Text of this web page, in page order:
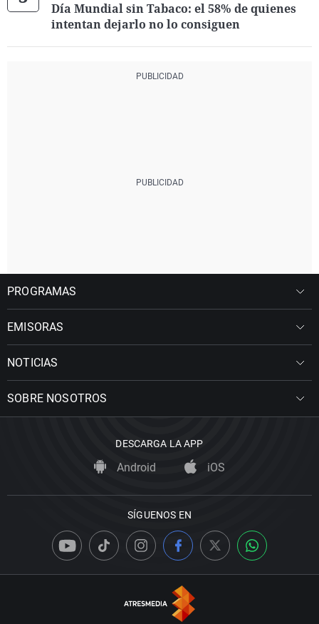
Día Mundial sin Tabaco: el 58% de quienes
intentan dejarlo no lo consiguen
PROGRAMAS
EMISORAS
NOTICIAS
SOBRE NOSOTROS
DESCARGA LA APP
Android iOS
SÍGUENOS EN